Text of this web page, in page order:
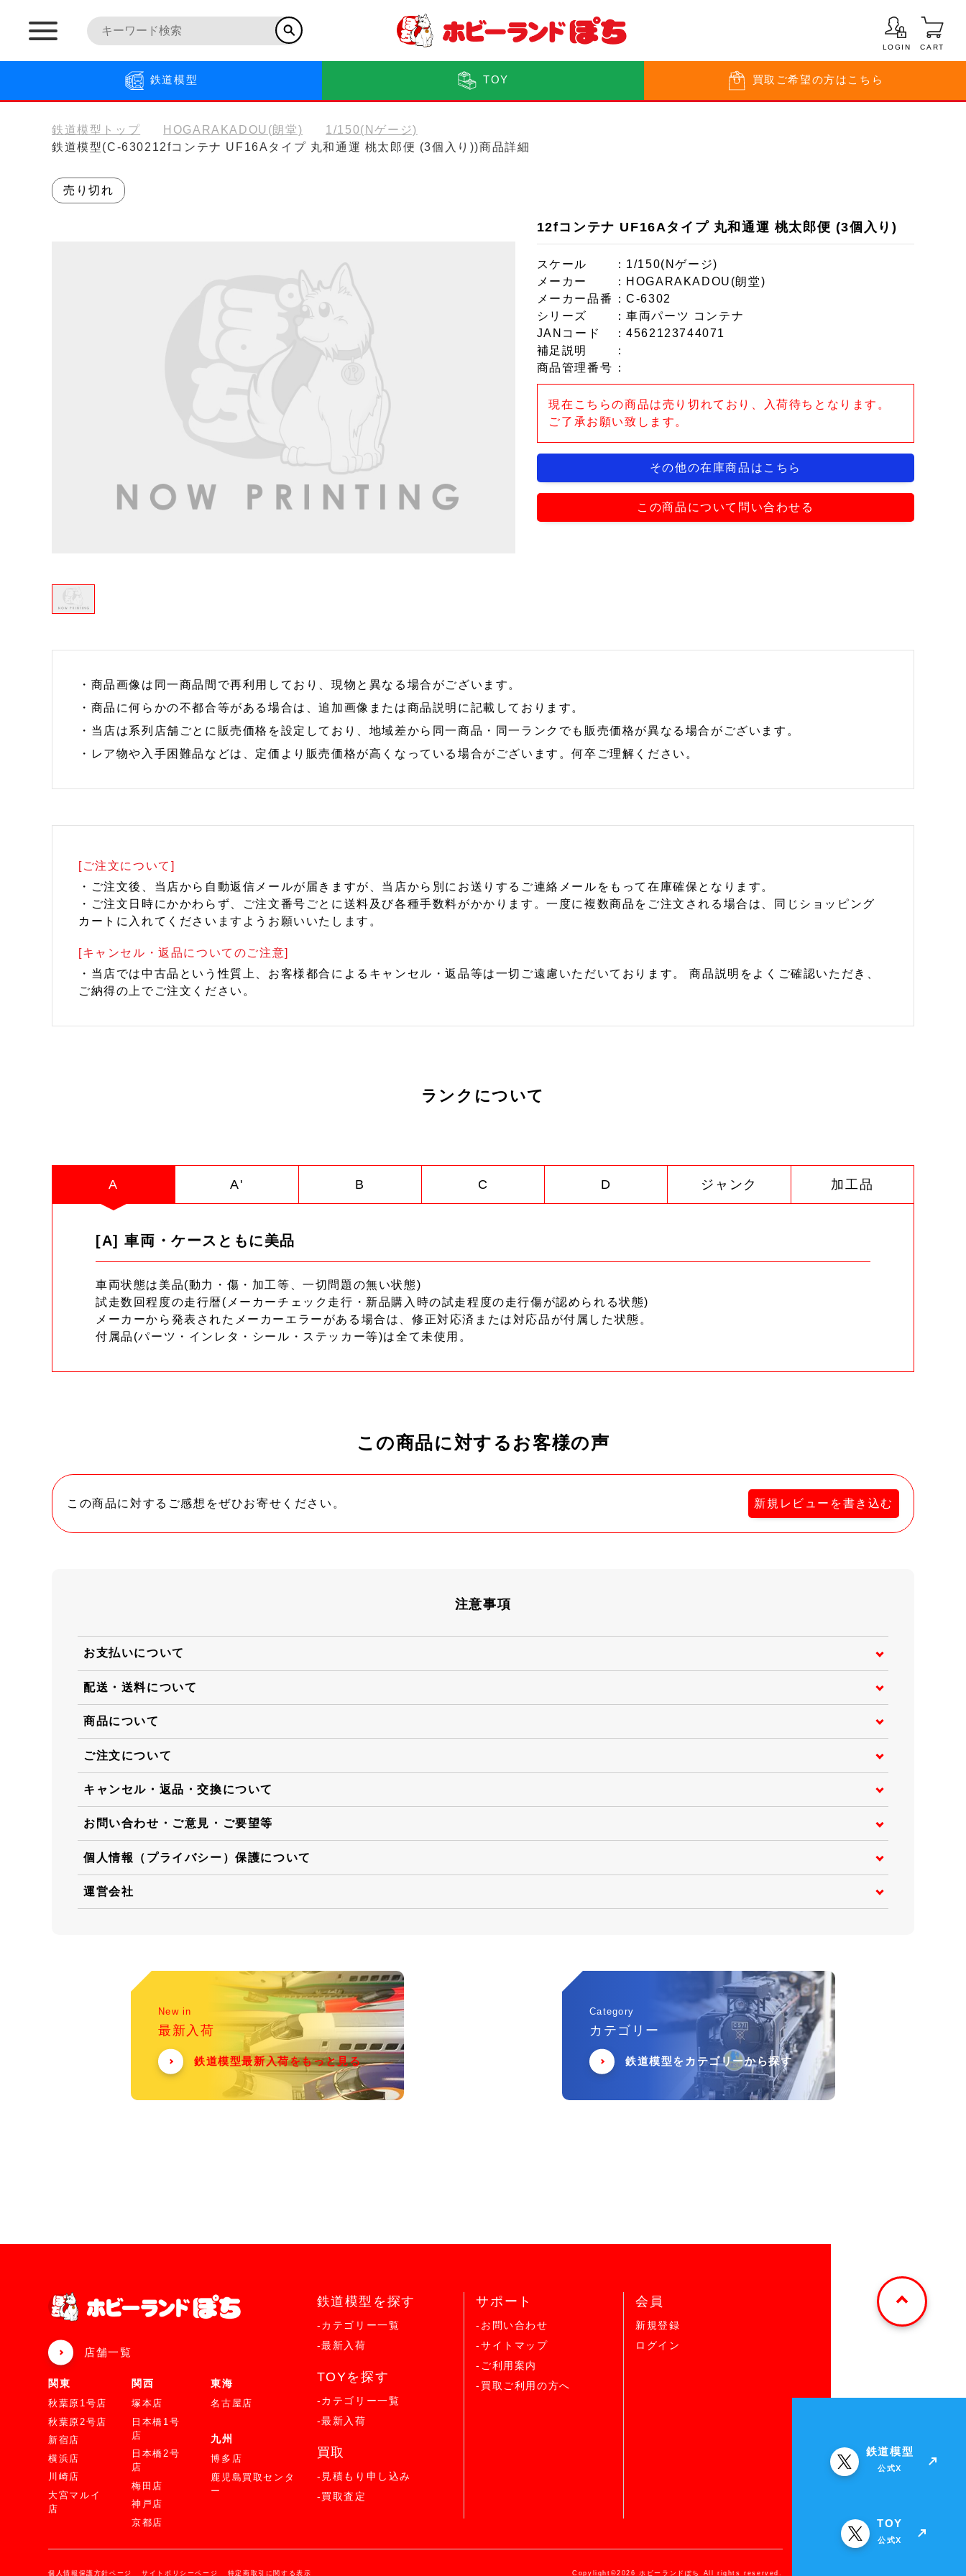
LOGIN CART
鉄道模型 TOY 買取 ご希望の方はこちら
鉄道模型トップ HOGARAKADOU(朗堂)
1/150(Nゲージ)
鉄道模型(C-630212fコンテナ UF16Aタイプ 丸和通運 桃太郎便 (3個入り))商品詳細
売り切れ
12fコンテナ UF16Aタイプ 丸和通運 桃太郎便 (3個入り)
スケール
：1/150(Nゲージ)
メーカー
：HOGARAKADOU(朗堂)
メーカー品番
：C-6302
シリーズ
：車両パーツ コンテナ
JANコード
：4562123744071
補足説明
：
商品管理番号 ：
現在こちらの商品は売り切れており、入荷待ちとなります。
ご了承お願い致します。
その他の在庫商品はこちら
この商品について問い合わせる
・商品画像は同一商品間で再利用しており、現物と異なる場合がございます。
・商品に何らかの不都合等がある場合は、追加画像または商品説明に記載しております。
・当店は系列店舗ごとに販売価格を設定しており、地域差から同一商品・同一ランクでも販売価格が異なる場合がございます。
・レア物や入手困難品などは、定価より販売価格が高くなっている場合がございます。何卒ご理解ください。
[ご注文について]
・ご注文後、当店から自動返信メールが届きますが、当店から別にお送りするご連絡メールをもって在庫確保となります。
・ご注文日時にかかわらず、ご注文番号ごとに送料及び各種手数料がかかります。一度に複数商品をご注文される場合は、同じショッピング
カートに入れてくださいますようお願いいたします。
[キャンセル・返品についてのご注意]
・当店では中古品という性質上、お客様都合によるキャンセル・返品等は一切ご遠慮いただいております。 商品説明をよくご確認いただき、
ご納得の上でご注文ください。
ランクについて
A A' B C D ジャンク 加工品
[A] 車両・ケースともに美品
車両状態は美品(動力・傷・加工等、一切問題の無い状態)
試走数回程度の走行暦(メーカーチェック走行・新品購入時の試走程度の走行傷が認められる状態)
メーカーから発表されたメーカーエラーがある場合は、修正対応済または対応品が付属した状態。
付属品(パーツ・インレタ・シール・ステッカー等)は全て未使用。
この商品に対するお客様の声
この商品に対するご感想をぜひお寄せください。 新規レビューを書き込む
注意事項
お支払いについて
配送・送料について
商品について
ご注文について
キャンセル・返品・交換について
お問い合わせ・ご意見・ご要望等
個人情報（プライバシー）保護について
運営会社
New in
最新入荷
鉄道模型最新入荷をもっと見る
Category
カテゴリー
鉄道模型をカテゴリーから探す
店舗一覧
関東
秋葉原1号店
秋葉原2号店
新宿店
横浜店
川崎店
大宮マルイ
店
関西
塚本店
日本橋1号
店
日本橋2号
店
梅田店
神戸店
京都店
東海
名古屋店
九州
博多店
鹿児島買取センタ
ー
鉄道模型を探す
-カテゴリー一覧
-最新入荷
TOYを探す
-カテゴリー一覧
-最新入荷
買取
-見積もり申し込み
-買取査定
サポート
-お問い合わせ
-サイトマップ
-ご利用案内
-買取ご利用の方へ
会員
新規登録
ログイン
個人情報保護方針ページ サイトポリシーページ 特定商取引に関する表示 Copylight©2026 ホビーランドぽち All rights reserved.
鉄道模型
公式X
TOY
公式X